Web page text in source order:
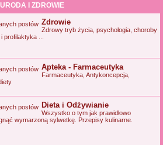
URODA I ZDROWIE
Zdrowie
Zdrowy tryb życia, psychologia, choroby
profilaktyka ...
Apteka - Farmaceutyka
Farmaceutyka, Antykoncepcja,
Dieta i Odżywianie
Wszystko o tym jak prawidłowo
wymarzoną sylwetkę. Przepisy kulinarne.